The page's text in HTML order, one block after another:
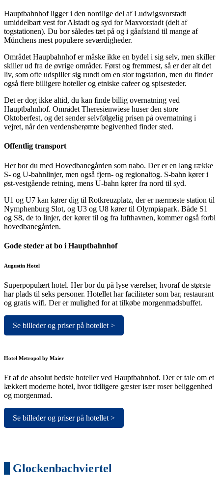
Hauptbahnhof ligger i den nordlige del af Ludwigsvorstadt
umiddelbart vest for Alstadt og syd for Maxvorstadt (delt af
togstationen). Du bor således tæt på og i gåafstand til mange af
Münchens mest populære seværdigheder.
Området Haupbahnhof er måske ikke en bydel i sig selv, men skiller
skiller ud fra de øvrige områder. Først og fremmest, så er der alt det
liv, som ofte udspiller sig rundt om en stor togstation, men du finder
også flere billigere hoteller og etniske cafeer og spisesteder.
Det er dog ikke altid, du kan finde billig overnatning ved
Hauptbahnhof. Området Theresienwiese huser den store
Oktoberfest, og det sender selvfølgelig prisen på overnatning i
vejret, når den verdensberømte begivenhed finder sted.
Offentlig transport
Her bor du med Hovedbanegården som nabo. Der er en lang række
S- og U-bahnlinjer, men også fjern- og regionaltog. S-bahn kører i
øst-vestgående retning, mens U-bahn kører fra nord til syd.
U1 og U7 kan kører dig til Rotkreuzplatz, der er nærmeste station til
Nymphenburg Slot, og U3 og U8 kører til Olympiapark. Både S1
og S8, de to linjer, der kører til og fra lufthavnen, kommer også forbi
hovedbanegården.
Gode steder at bo i Hauptbahnhof
Augustin Hotel
Superpopulært hotel. Her bor du på lyse værelser, hvoraf de største
har plads til seks personer. Hotellet har faciliteter som bar, restaurant
og gratis wifi. Der er mulighed for at tilkøbe morgenmadsbuffet.
Se billeder og priser på hotellet >
Hotel Metropol by Maier
Et af de absolut bedste hoteller ved Hauptbahnhof. Der er tale om et
lækkert moderne hotel, hvor tidligere gæster især roser beliggenhed
og morgenmad.
Se billeder og priser på hotellet >
Glockenbachviertel